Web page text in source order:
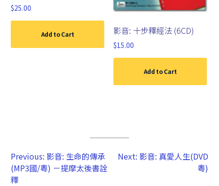
$25.00
Add to Cart 影音: 十步釋經法 (6CD)
$15.00
Add to Cart
Previous: 影音: 生命的傳承
(MP3國/粵) －提摩太後書詮
釋
Next: 影音: 真愛人生(DVD
粵)